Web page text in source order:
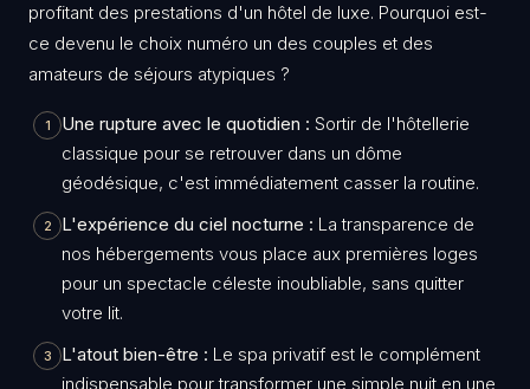
profitant des prestations d'un hôtel de luxe. Pourquoi est-
ce devenu le choix numéro un des couples et des
amateurs de séjours atypiques ?
1 Une rupture avec le quotidien : Sortir de l'hôtellerie
classique pour se retrouver dans un dôme
géodésique, c'est immédiatement casser la routine.
2 L'expérience du ciel nocturne : La transparence de
nos hébergements vous place aux premières loges
pour un spectacle céleste inoubliable, sans quitter
votre lit.
3 L'atout bien-être : Le spa privatif est le complément
indispensable pour transformer une simple nuit en une